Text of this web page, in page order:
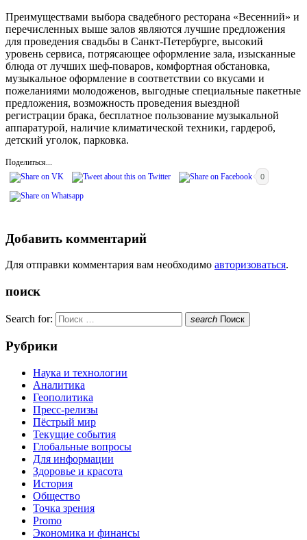
Преимуществами выбора свадебного ресторана «Весенний» и
перечисленных выше залов являются лучшие предложения
для проведения свадьбы в Санкт-Петербурге, высокий
уровень сервиса, потрясающее оформление зала, изысканные
блюда от лучших шеф-поваров, комфортная обстановка,
музыкальное оформление в соответствии со вкусами и
пожеланиями молодоженов, выгодные специальные пакетные
предложения, возможность проведения выездной
регистрации брака, бесплатное пользование музыкальной
аппаратурой, наличие климатической техники, гардероб,
детский уголок, парковка.
Поделиться...
0
Добавить комментарий
Для отправки комментария вам необходимо авторизоваться.
поиск
Search for: search Поиск
Рубрики
Наука и технологии
Аналитика
Геополитика
Пресс-релизы
Пёстрый мир
Текущие события
Глобальные вопросы
Для информации
Здоровье и красота
История
Общество
Точка зрения
Promo
Экономика и финансы